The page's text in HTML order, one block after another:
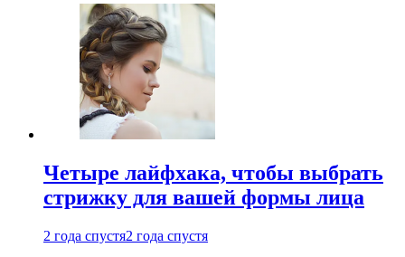
Четыре лайфхака, чтобы выбрать
стрижку для вашей формы лица
2 года спустя2 года спустя